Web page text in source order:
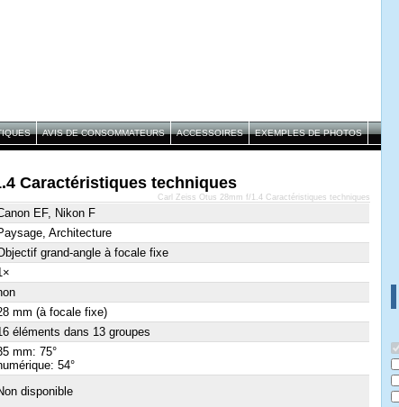
AVIS DE CONSOMMATEURS ACCESSOIRES EXEMPLES DE PHOTOS
Caractéristiques techniques
EF, Nikon F
Architecture
grand-angle à focale fixe
mm (à focale fixe)
éléments dans 13 groupes
mm: 75°
54°
disponible
Carl Zeiss Otus 28mm f/1.4 Caractéristiques techniques